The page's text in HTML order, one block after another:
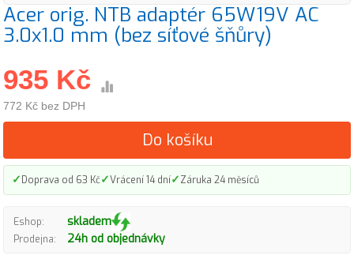
Acer orig. NTB adaptér 65W19V AC
3.0x1.0 mm (bez síťové šňůry)
935 Kč
772 Kč bez DPH
Do košíku
✓Doprava od 63 Kč✓Vrácení 14 dní✓Záruka 24 měsíců
Eshop: skladem
Prodejna: 24h od objednávky